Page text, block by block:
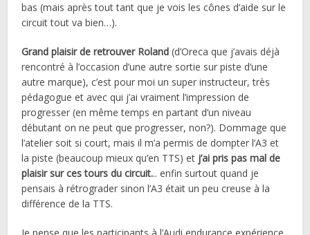
bas (mais après tout tant que je vois les cônes d’aide sur le
circuit tout va bien…).
Grand plaisir de retrouver Roland(d’Oreca que j’avais déjà
rencontré à l’occasion d’une autre sortie sur piste d’une
autre marque), c’est pour moi un super instructeur, très
pédagogue et avec qui j’ai vraiment l’impression de
progresser (en même temps en partant d’un niveau
débutant on ne peut que progresser, non?). Dommage que
l’atelier soit si court, mais il m’a permis de dompter l’A3 et
la piste (beaucoup mieux qu’en TTS) et j’ai pris pas mal de
plaisir sur ces tours du circuit... enfin surtout quand je
pensais à rétrograder sinon l’A3 était un peu creuse à la
différence de la TTS.